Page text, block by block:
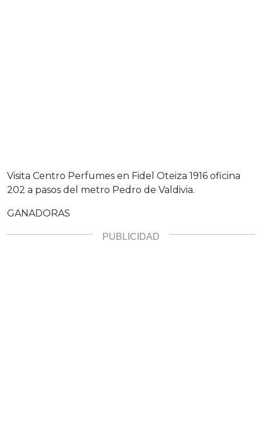
Visita Centro Perfumes en Fidel Oteiza 1916 oficina
202 a pasos del metro Pedro de Valdivia.
GANADORAS